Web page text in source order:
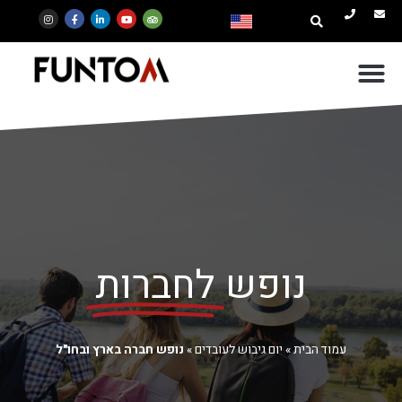
נופשלחברות
עמוד הבית»יום גיבוש לעובדים» נופש חברה בארץ ובחו"ל